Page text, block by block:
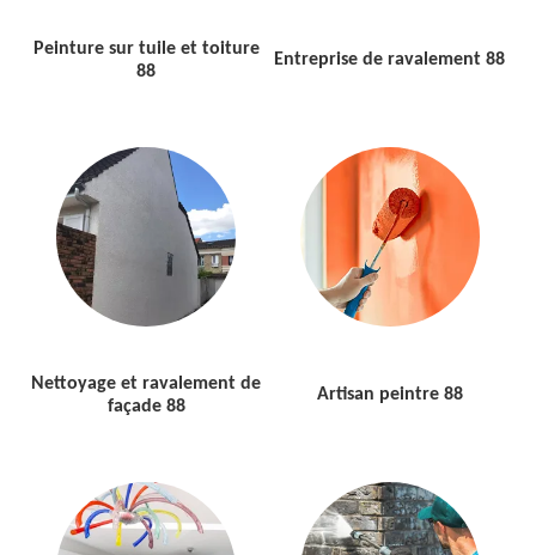
Peinture sur tuile et toiture
88
Entreprise de ravalement 88
Nettoyage et ravalement de
façade 88
Artisan peintre 88